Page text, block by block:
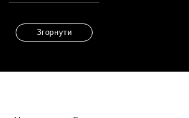
Згорнути